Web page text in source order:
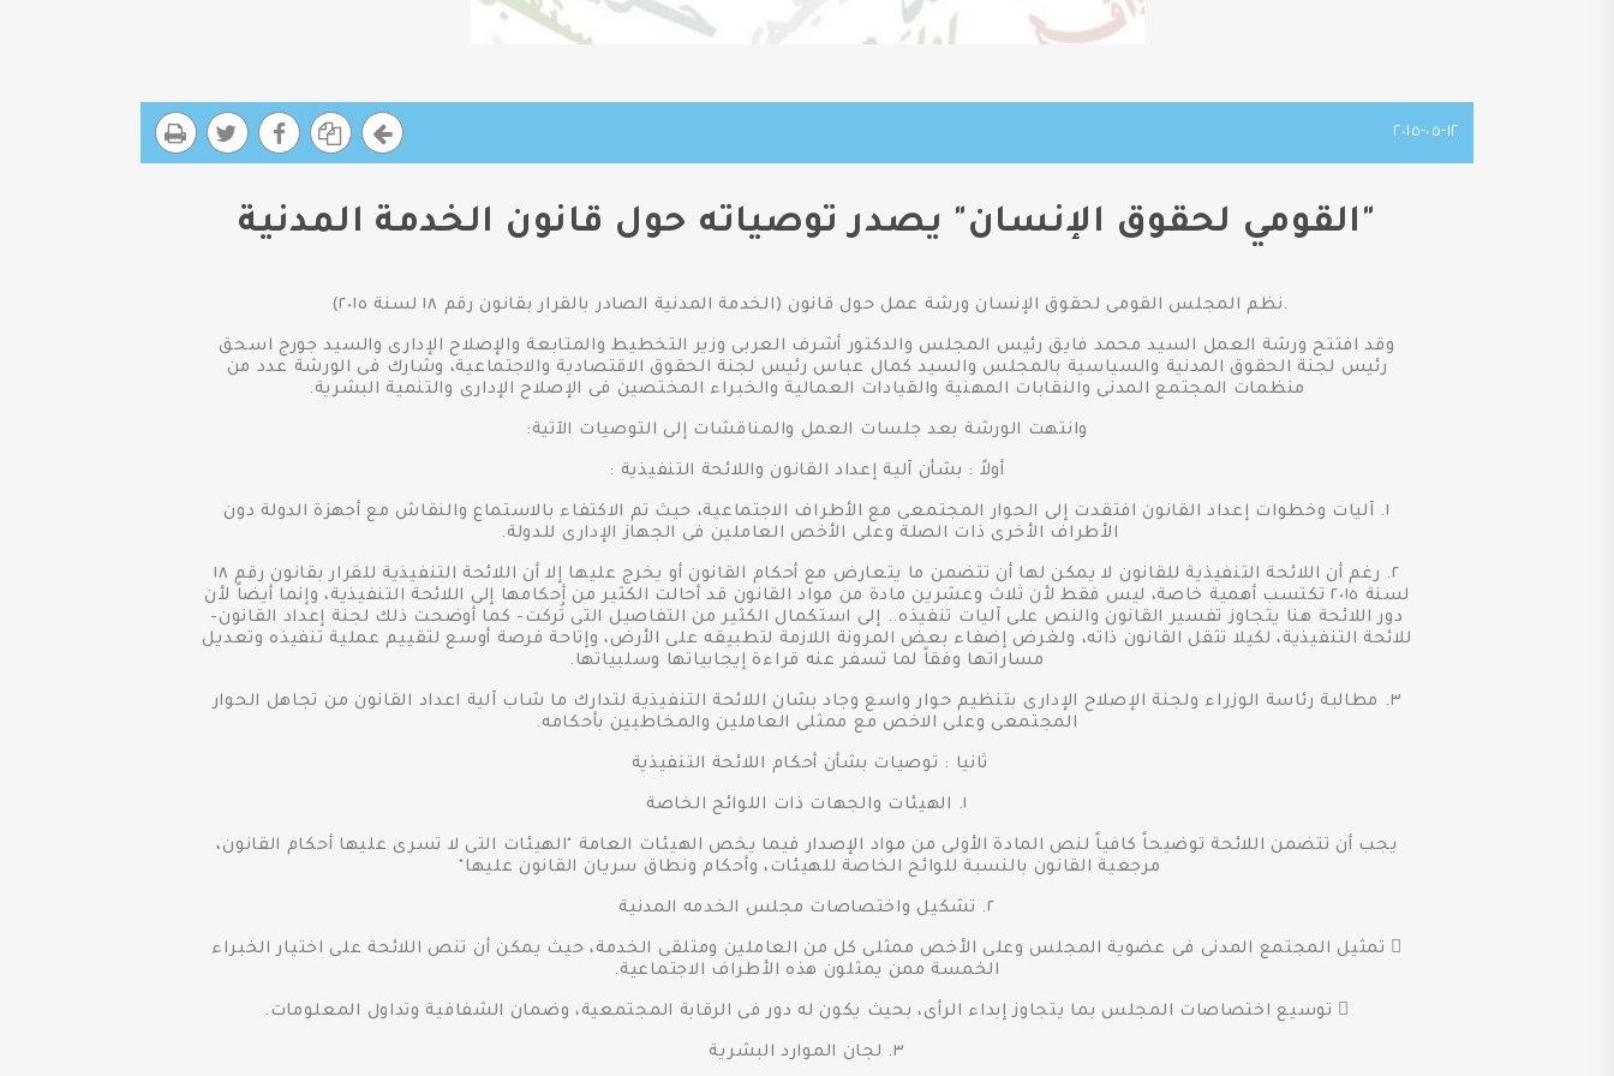
١٢-٠٥-٢٠١٥
"القومي لحقوق الإنسان" يصدر توصياته حول قانون الخدمة المدنية
.نظم المجلس القومى لحقوق الإنسان ورشة عمل حول قانون (الخدمة المدنية الصادر بالقرار بقانون رقم ١٨ لسنة ٢٠١٥)
وقد افتتح ورشة العمل السيد محمد فايق رئيس المجلس والدكتور أشرف العربى وزير التخطيط والمتابعة والإصلاح الإدارى والسيد جورج اسحق
رئيس لجنة الحقوق المدنية والسياسية بالمجلس والسيد كمال عباس رئيس لجنة الحقوق الاقتصادية والاجتماعية، وشارك فى الورشة عدد من
منظمات المجتمع المدنى والنقابات المهنية والقيادات العمالية والخبراء المختصين فى الإصلاح الإدارى والتنمية البشرية.
وانتهت الورشة بعد جلسات العمل والمناقشات إلى التوصيات الآتية:
أولاً : بشأن آلية إعداد القانون واللائحة التنفيذية :
١. آليات وخطوات إعداد القانون افتقدت إلى الحوار المجتمعى مع الأطراف الاجتماعية، حيث تم الاكتفاء بالاستماع والنقاش مع أجهزة الدولة دون
الأطراف الأخرى ذات الصلة وعلى الأخص العاملين فى الجهاز الإدارى للدولة.
٢. رغم أن اللائحة التنفيذية للقانون لا يمكن لها أن تتضمن ما يتعارض مع أحكام القانون أو يخرج عليها إلا أن اللائحة التنفيذية للقرار بقانون رقم ١٨
لسنة ٢٠١٥ تكتسب أهمية خاصة، ليس فقط لأن ثلاث وعشرين مادة من مواد القانون قد أحالت الكثير من أحكامها إلى اللائحة التنفيذية، وإنما أيضاً لأن
دور اللائحة هنا يتجاوز تفسير القانون والنص على آليات تنفيذه.. إلى استكمال الكثير من التفاصيل التى تُركت- كما أوضحت ذلك لجنة إعداد القانون-
للائحة التنفيذية، لكيلا تثقل القانون ذاته، ولغرض إضفاء بعض المرونة اللازمة لتطبيقه على الأرض، وإتاحة فرصة أوسع لتقييم عملية تنفيذه وتعديل
مساراتها وفقاً لما تسفر عنه قراءة إيجابياتها وسلبياتها.
٣. مطالبة رئاسة الوزراء ولجنة الإصلاح الإدارى بتنظيم حوار واسع وجاد بشان اللائحة التنفيذية لتدارك ما شاب آلية اعداد القانون من تجاهل الحوار
المجتمعى وعلى الاخص مع ممثلى العاملين والمخاطبين بأحكامه.
ثانيا : توصيات بشأن أحكام اللائحة التنفيذية
١. الهيئات والجهات ذات اللوائح الخاصة
يجب أن تتضمن اللائحة توضيحاً كافياً لنص المادة الأولى من مواد الإصدار فيما يخص الهيئات العامة "الهيئات التى لا تسرى عليها أحكام القانون،
مرجعية القانون بالنسبة للوائح الخاصة للهيئات، وأحكام ونطاق سريان القانون عليها"
٢. تشكيل واختصاصات مجلس الخدمه المدنية
 تمثيل المجتمع المدنى فى عضوية المجلس وعلى الأخص ممثلى كل من العاملين ومتلقى الخدمة، حيث يمكن أن تنص اللائحة على اختيار الخبراء
الخمسة ممن يمثلون هذه الأطراف الاجتماعية.
 توسيع اختصاصات المجلس بما يتجاوز إبداء الرأى، بحيث يكون له دور فى الرقابة المجتمعية، وضمان الشفافية وتداول المعلومات.
٣. لجان الموارد البشرية